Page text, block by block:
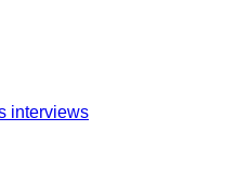
interviews